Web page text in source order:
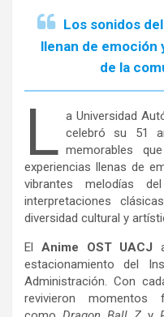
Los sonidos
llenan de emoción
de la
L a Universidad
celebró su 51
memorables
experiencias llenas de
vibrantes melodías
interpretaciones
diversidad cultural y
El Anime OST UACJ
estacionamiento del
Administración. Con
revivieron